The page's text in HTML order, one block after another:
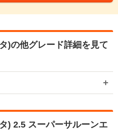
)の他グレード詳細を見て
) 2.5 スーパーサルーンエ